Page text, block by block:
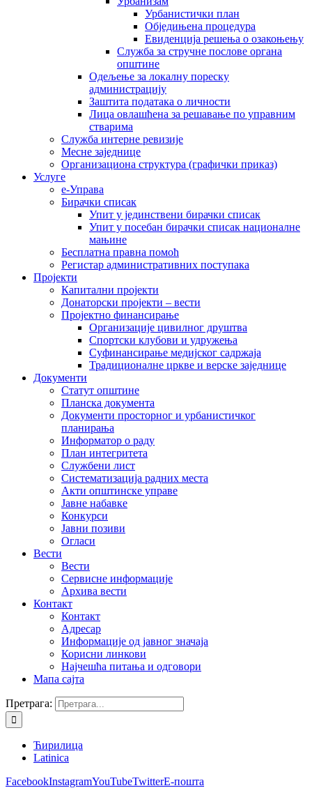
Урбанистички план
Обједињена процедура
Евиденција решења о озакоњењу
Служба за стручне послове органа
општине
Одељење за локалну пореску
администрацију
Заштита података о личности
Лица овлашћена за решавање по управним
стварима
Служба интерне ревизије
Месне заједнице
Организациона структура (графички приказ)
Услуге
е-Управа
Бирачки списак
Упит у јединствени бирачки списак
Упит у посебан бирачки списак националне
мањине
Бесплатна правна помоћ
Регистар административних поступака
Пројекти
Капитални пројекти
Донаторски пројекти – вести
Пројектно финансирање
Организације цивилног друштва
Спортски клубови и удружења
Суфинансирање медијског садржаја
Традиционалне цркве и верске заједнице
Документи
Статут општине
Планска документа
Документи просторног и урбанистичког
планирања
Информатор о раду
План интегритета
Службени лист
Систематизација радних места
Акти општинске управе
Јавне набавке
Конкурси
Јавни позиви
Огласи
Вести
Вести
Сервисне информације
Архива вести
Контакт
Контакт
Адресар
Информације од јавног значаја
Корисни линкови
Најчешћа питања и одговори
Мапа сајта
Претрага:
Ћирилица
Latinica
FacebookInstagramYouTubeTwitterЕ-пошта